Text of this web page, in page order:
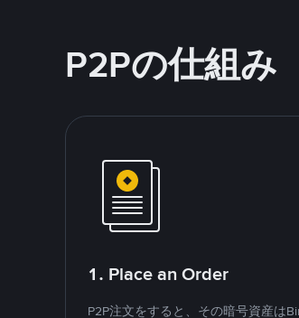
P2Pの仕組み
1. Place an Order
P2P注文をすると、その暗号資産は